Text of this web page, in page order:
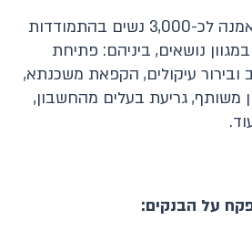
מאז השקתה, סייעה האמנה לכ-3,000 נשים בהתמודדות
נושאים, ביניהם: פתיחת
עיקולים, הקפאת משכנתא,
משותף, גריעת בעלים מהחשבון,
על הבנקים: